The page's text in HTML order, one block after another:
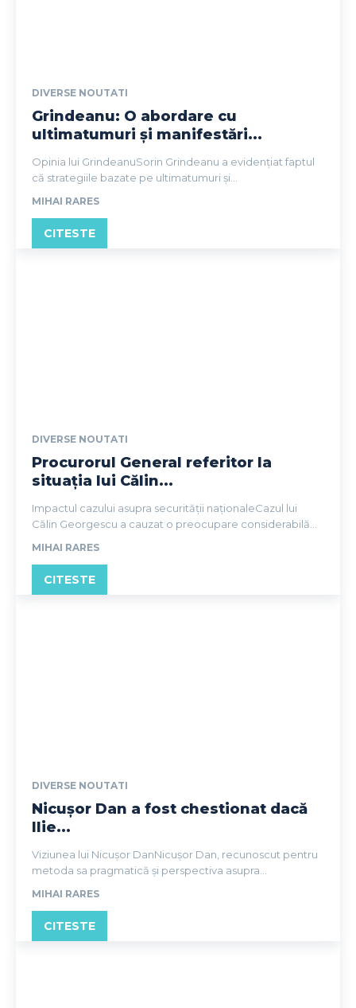
DIVERSE NOUTATI
Grindeanu: O abordare cu
ultimatumuri și manifestări...
Opinia lui GrindeanuSorin Grindeanu a evidențiat faptul
că strategiile bazate pe ultimatumuri și...
MIHAI RARES
CITESTE
DIVERSE NOUTATI
Procurorul General referitor la
situația lui Călin...
Impactul cazului asupra securității naționaleCazul lui
Călin Georgescu a cauzat o preocupare considerabilă...
MIHAI RARES
CITESTE
DIVERSE NOUTATI
Nicușor Dan a fost chestionat dacă
Ilie...
Viziunea lui Nicușor DanNicușor Dan, recunoscut pentru
metoda sa pragmatică și perspectiva asupra...
MIHAI RARES
CITESTE